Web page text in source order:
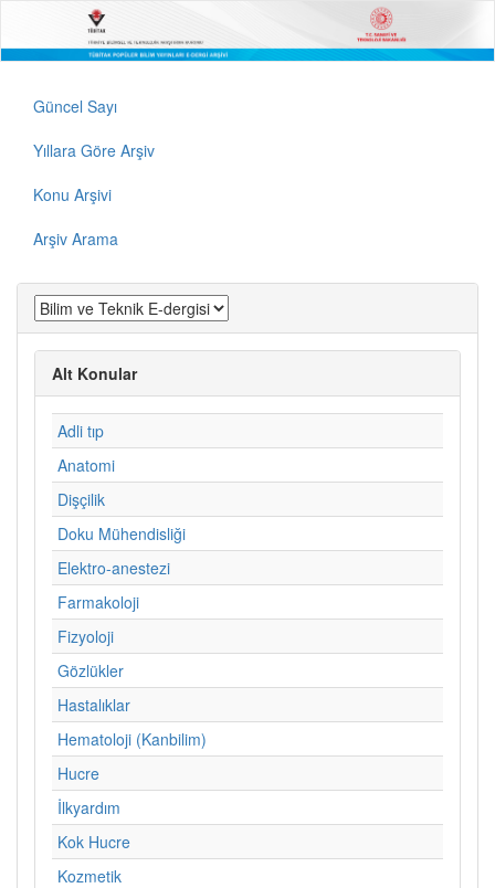
Güncel Sayı
Yıllara Göre Arşiv
Konu Arşivi
Arşiv Arama
Alt Konular
Adli tıp
Anatomi
Dişçilik
Doku Mühendisliği
Elektro-anestezi
Farmakoloji
Fizyoloji
Gözlükler
Hastalıklar
Hematoloji (Kanbilim)
Hucre
İlkyardım
Kok Hucre
Kozmetik